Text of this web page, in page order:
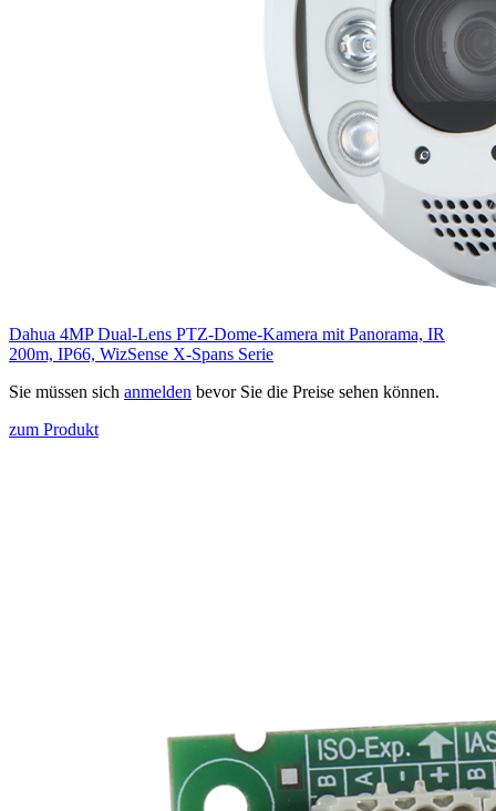
Dahua 4MP Dual-Lens PTZ-Dome-Kamera mit Panorama, IR
200m, IP66, WizSense X-Spans Serie
Sie müssen sich anmelden bevor Sie die Preise sehen können.
zum Produkt